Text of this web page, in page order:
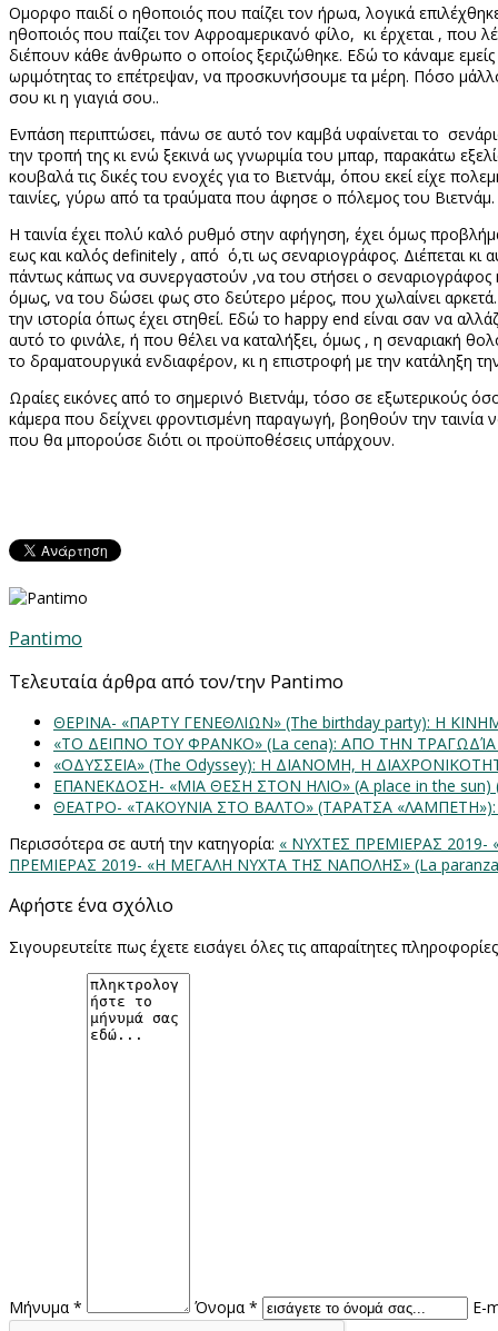
Ομορφο παιδί ο ηθοποιός που παίζει τον ήρωα, λογικά επιλέχθηκε
ηθοποιός που παίζει τον Αφροαμερικανό φίλο, κι έρχεται , που
διέπουν κάθε άνθρωπο ο οποίος ξεριζώθηκε. Εδώ το κάναμε
ωριμότητας το επέτρεψαν, να προσκυνήσουμε τα μέρη. Πόσο
σου κι η γιαγιά σου..
Ενπάση περιπτώσει, πάνω σε αυτό τον καμβά υφαίνεται το
την τροπή της κι ενώ ξεκινά ως γνωριμία του μπαρ, παρακάτω
κουβαλά τις δικές του ενοχές για το Βιετνάμ, όπου εκεί είχε
ταινίες, γύρω από τα τραύματα που άφησε ο πόλεμος του Βιετνάμ.
Η ταινία έχει πολύ καλό ρυθμό στην αφήγηση, έχει όμως
εως και καλός definitely , από ό,τι ως σεναριογράφος. Διέπεται κι
πάντως κάπως να συνεργαστούν ,να του στήσει ο σεναριογράφος
όμως, να του δώσει φως στο δεύτερο μέρος, που χωλαίνει
την ιστορία όπως έχει στηθεί. Εδώ το happy end είναι σαν να
αυτό το φινάλε, ή που θέλει να καταλήξει, όμως , η σεναριακή
το δραματουργικά ενδιαφέρον, κι η επιστροφή με την κατάληξη
Ωραίες εικόνες από το σημερινό Βιετνάμ, τόσο σε εξωτερικούς
κάμερα που δείχνει φροντισμένη παραγωγή, βοηθούν την ταινία
που θα μπορούσε διότι οι προϋποθέσεις υπάρχουν.
Pantimo
Τελευταία άρθρα από τον/την Pantimo
ΘΕΡΙΝΑ- «ΠΑΡΤΥ ΓΕΝΕΘΛΙΩΝ» (The birthday party): H
«ΤΟ ΔΕΙΠΝΟ ΤΟΥ ΦΡΑΝΚΟ» (La cena): ΑΠΟ ΤΗΝ
«ΟΔΥΣΣΕΙΑ» (The Odyssey): Η ΔΙΑΝΟΜΗ, Η
ΕΠΑΝΕΚΔΟΣΗ- «ΜΙΑ ΘΕΣΗ ΣΤΟΝ ΗΛΙΟ» (Α place in the
ΘΕΑΤΡΟ- «ΤΑΚΟΥΝΙΑ ΣΤΟ ΒΑΛΤΟ» (ΤΑΡΑΤΣΑ
Περισσότερα σε αυτή την κατηγορία: « ΝΥΧΤΕΣ ΠΡΕΜΙΕΡΑΣ
ΠΡΕΜΙΕΡΑΣ 2019- «Η ΜΕΓΑΛΗ ΝΥΧΤΑ ΤΗΣ ΝΑΠΟΛΗΣ» (La
Αφήστε ένα σχόλιο
Σιγουρευτείτε πως έχετε εισάγει όλες τις απαραίτητες
Μήνυμα * Όνομα * E-